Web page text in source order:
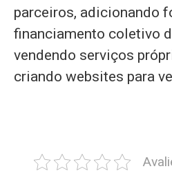
parceiros, adicionando
financiamento coletivo
vendendo serviços
criando websites para